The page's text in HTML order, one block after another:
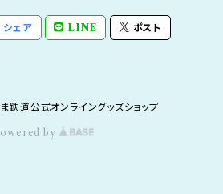
シェア LINE ポスト
道公式オンライングッズショップ
by